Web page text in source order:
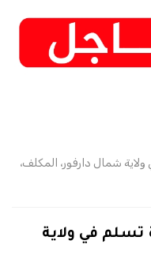
شمال دارفور، المكلف،
تسلم في ولاية